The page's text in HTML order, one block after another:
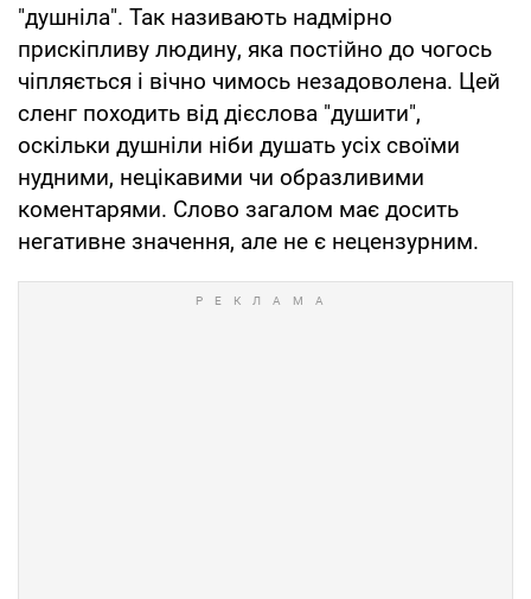
"душніла". Так називають надмірно
прискіпливу людину, яка постійно до чогось
чіпляється і вічно чимось незадоволена. Цей
сленг походить від дієслова "душити",
оскільки душніли ніби душать усіх своїми
нудними, нецікавими чи образливими
коментарями. Слово загалом має досить
негативне значення, але не є нецензурним.